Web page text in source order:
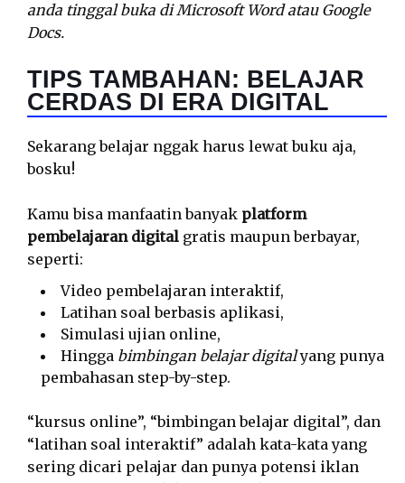
anda tinggal buka di Microsoft Word atau Google
Docs.
TIPS TAMBAHAN: BELAJAR
CERDAS DI ERA DIGITAL
Sekarang belajar nggak harus lewat buku aja,
bosku!
Kamu bisa manfaatin banyak platform
pembelajaran digital gratis maupun berbayar,
seperti:
Video pembelajaran interaktif,
Latihan soal berbasis aplikasi,
Simulasi ujian online,
Hingga bimbingan belajar digitalyang punya
pembahasan step-by-step.
“kursus online”, “bimbingan belajar digital”, dan
“latihan soal interaktif” adalah kata-kata yang
sering dicari pelajar dan punya potensi iklan